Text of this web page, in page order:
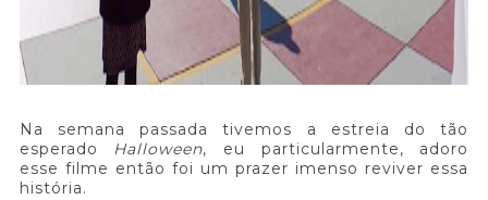
Na semana passada tivemos a estreia do tão
esperado Halloween, eu particularmente, adoro
esse filme então foi um prazer imenso reviver essa
história.